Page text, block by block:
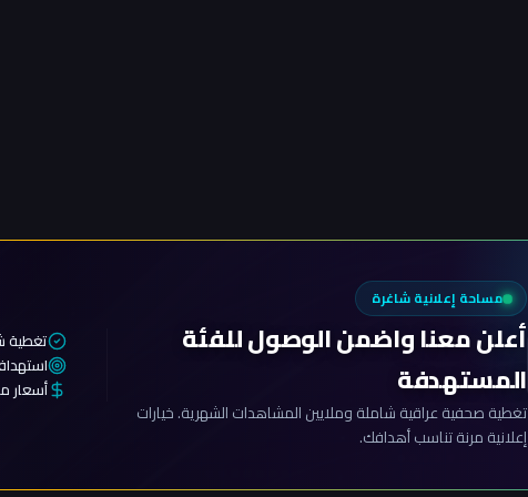
مساحة إعلانية شاغرة
أعلن معنا واضمن الوصول للفئة
المستهدفة
تغطية صحفية عراقية شاملة وملايين المشاهدات الشهرية. خيارات
إعلانية مرنة تناسب أهدافك.
تغطية
أسعار